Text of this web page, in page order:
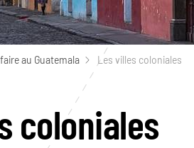
au Guatemala Les villes coloniales
coloniales